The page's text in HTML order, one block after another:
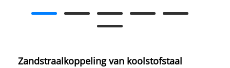
Zandstraalkoppeling van koolstofstaal